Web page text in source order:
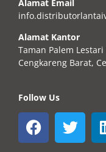
Alamat Email
Alamat Kantor
Taman Palem Lestari
Cengkareng Barat,
Follow Us